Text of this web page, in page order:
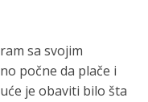
sa svojim
počne da plače i
je obaviti bilo šta